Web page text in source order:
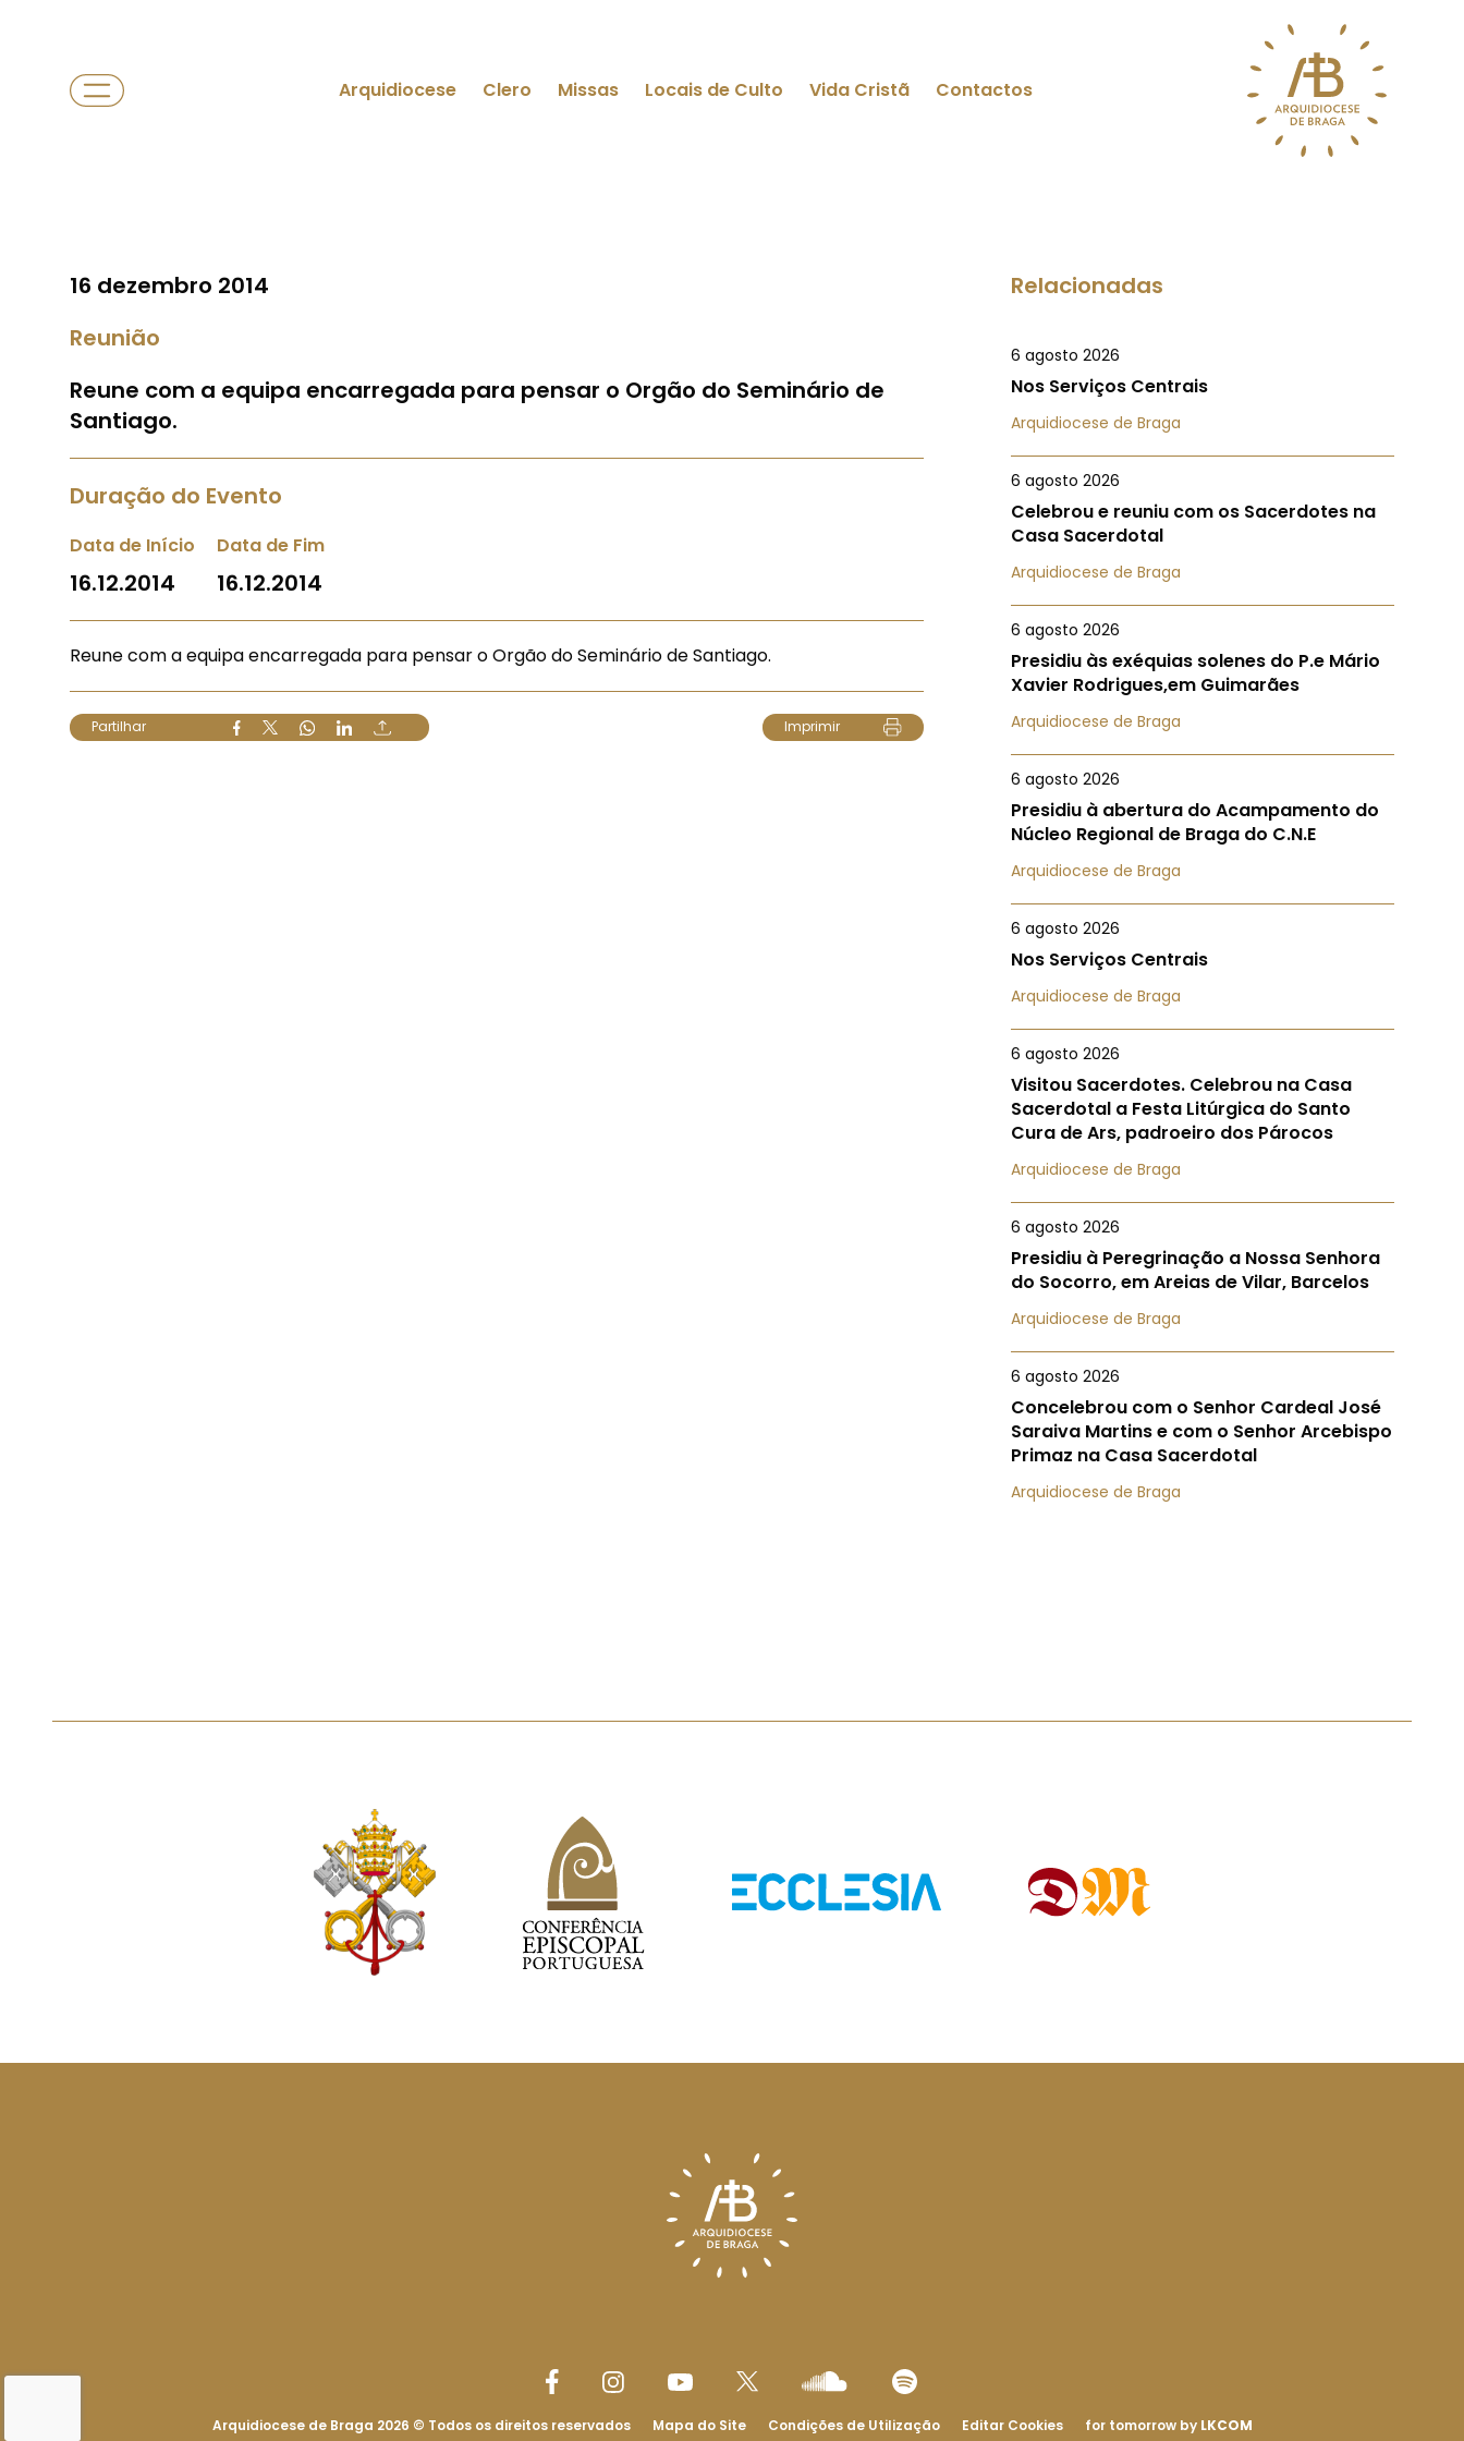
Arquidiocese Clero Missas Locais de Culto Vida Cristã Contactos
16 dezembro 2014
Reunião
Reune com a equipa encarregada para pensar o Orgão do Seminário de
Santiago.
Duração do Evento
Data de Início
16.12.2014
Data de Fim
16.12.2014
Reune com a equipa encarregada para pensar o Orgão do Seminário de Santiago.
Partilhar Imprimir
Relacionadas
6 agosto 2026
Nos Serviços Centrais
Arquidiocese de Braga
6 agosto 2026
Celebrou e reuniu com os Sacerdotes na
Casa Sacerdotal
Arquidiocese de Braga
6 agosto 2026
Presidiu às exéquias solenes do P.e Mário
Xavier Rodrigues,em Guimarães
Arquidiocese de Braga
6 agosto 2026
Presidiu à abertura do Acampamento do
Núcleo Regional de Braga do C.N.E
Arquidiocese de Braga
6 agosto 2026
Nos Serviços Centrais
Arquidiocese de Braga
6 agosto 2026
Visitou Sacerdotes. Celebrou na Casa
Sacerdotal a Festa Litúrgica do Santo
Cura de Ars, padroeiro dos Párocos
Arquidiocese de Braga
6 agosto 2026
Presidiu à Peregrinação a Nossa Senhora
do Socorro, em Areias de Vilar, Barcelos
Arquidiocese de Braga
6 agosto 2026
Concelebrou com o Senhor Cardeal José
Saraiva Martins e com o Senhor Arcebispo
Primaz na Casa Sacerdotal
Arquidiocese de Braga
Arquidiocese de Braga 2026 © Todos os direitos reservados Mapa do Site Condições de Utilização Editar Cookies for tomorrow by LKCOM